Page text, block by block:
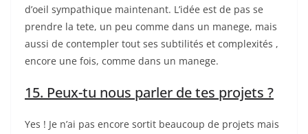
d’oeil sympathique maintenant. L’idée est de pas se
prendre la tete, un peu comme dans un manege, mais
aussi de contempler tout ses subtilités et complexités ,
encore une fois, comme dans un manege.
15. Peux-tu nous parler de tes projets ?
Yes ! Je n’ai pas encore sortit beaucoup de projets mais